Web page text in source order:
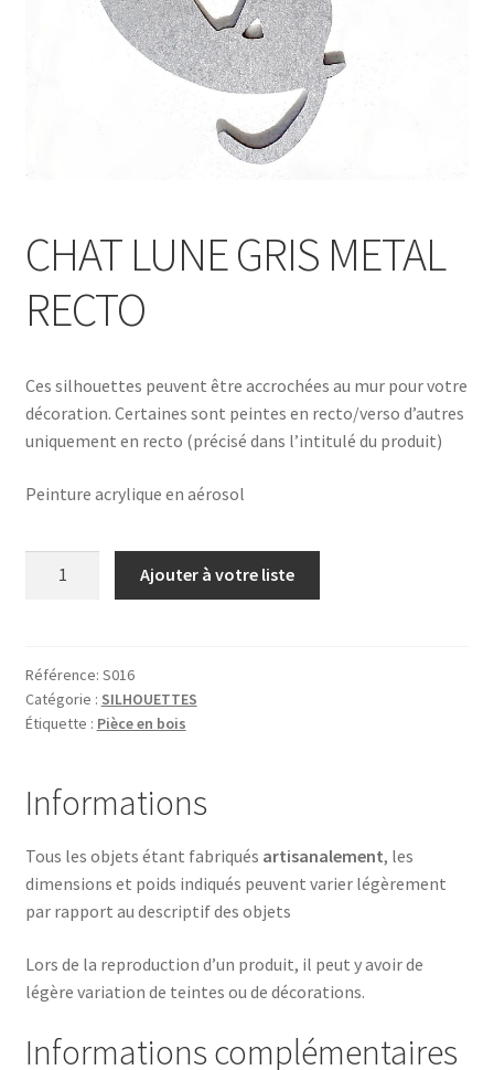
CHAT LUNE GRIS METAL
RECTO
Ces silhouettes peuvent être accrochées au mur pour votre
décoration. Certaines sont peintes en recto/verso d’autres
uniquement en recto (précisé dans l’intitulé du produit)
Peinture acrylique en aérosol
GRIS
METAL
RECTO
Ajouter à votre liste
Référence: S016
Catégorie : SILHOUETTES
Étiquette : Pièce en bois
Informations
Tous les objets étant fabriqués artisanalement, les
dimensions et poids indiqués peuvent varier légèrement
par rapport au descriptif des objets
Lors de la reproduction d’un produit, il peut y avoir de
légère variation de teintes ou de décorations.
Informations complémentaires